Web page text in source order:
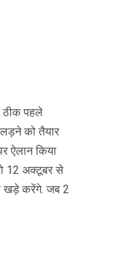
ठीक पहले
लड़ने को तैयार
ऐलान किया
12 अक्टूबर से
खड़े करेंगे. जब 2